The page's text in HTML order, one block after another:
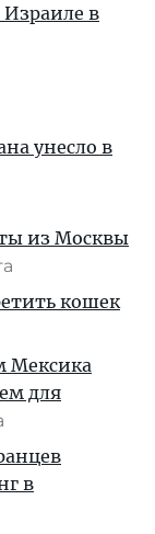
в
унесло в
из Москвы
кошек
Мексика
для
в